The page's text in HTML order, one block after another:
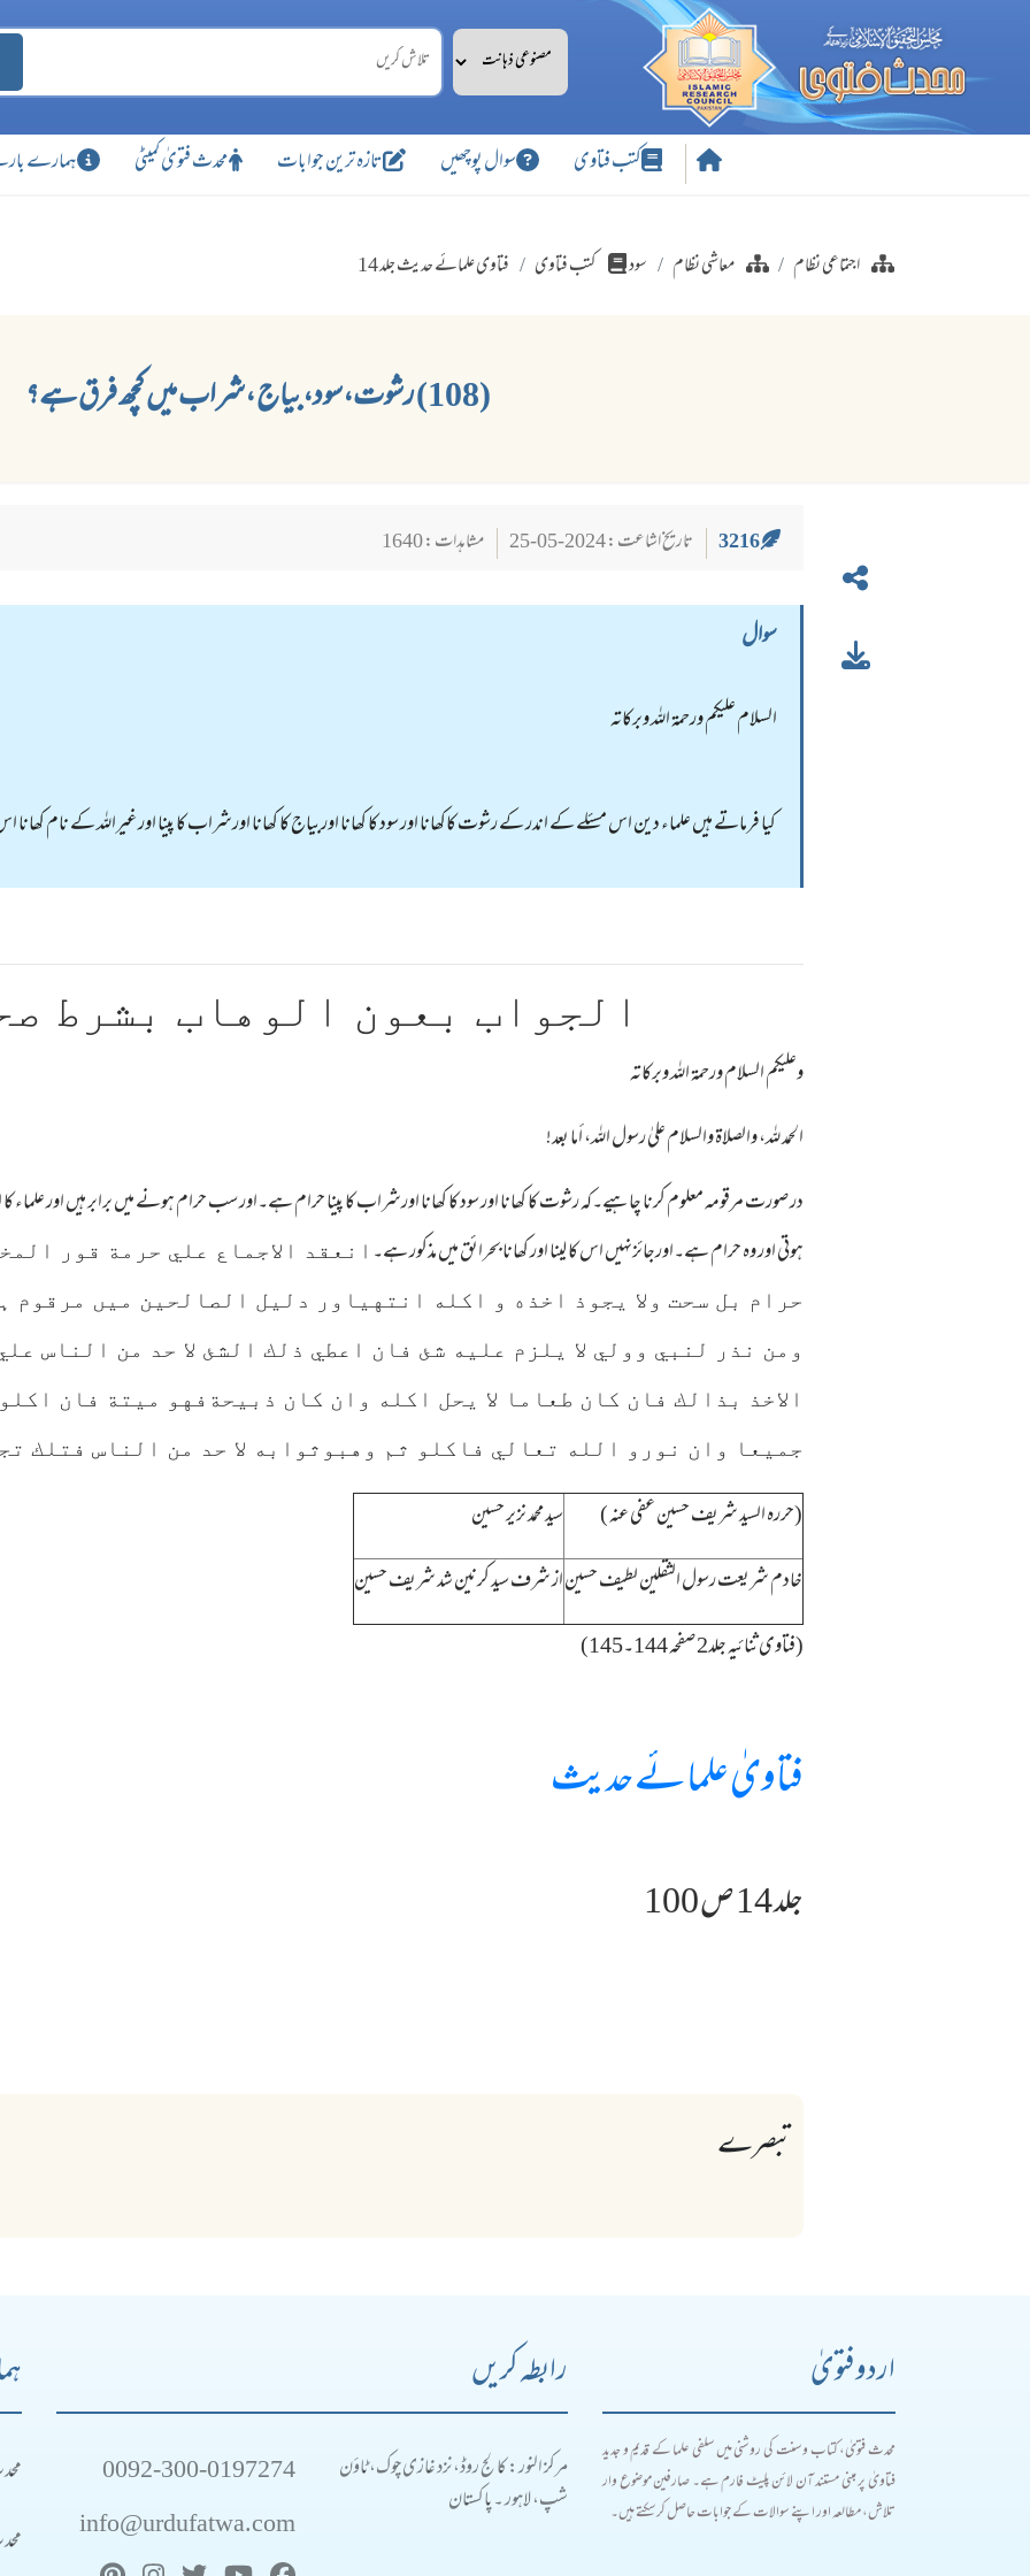
کتب فتاوی سوال پوچھیں تازہ ترین جوابات محدث فتویٰ کمیٹی ہمارے
اجتماعی نظام معاشی نظام سود کتب فتاوی فتاوی علمائے حدیث جلد 14
(108) رشوت،سود،بیاج ،شراب میں کچھ فرق ہے؟
3216 تاریخ اشاعت : 2024-05-25 مشاہدات : 1640
سوال
السلام عليكم ورحمة الله وبركاته
کیا فرماتے ہیں علماء دین اس مسئلے کے اندر کے رشوت کاکھانا اور سود کا کھانا اوربیاج کا کھانا اورشراب کا پینا اور غیراللہ کے نام کھانا
الجواب بعون الوهاب بشرط
وعلیکم السلام ورحمة اللہ وبرکاته
الحمد لله، والصلاة والسلام علىٰ رسول الله، أما بعد!
در صورت مرقومہ معلوم کرنا چاہیے۔کہ رشوت کا کھانا اور سود کا کھانا اورشراب کا پینا حرام ہے۔اور سب حرام ہونے میں برابر ہیں اور علماء
ہوتی اور وہ حرام ہے۔اورجائزنہیں اس کا لینا اور کھانا بحرائق میں مذکور ہے۔ انعقد الاجماع علي حرمة قور
حرام بل سحت ولا يجوذ اخذه و اكله انتهياور دلیل الصالحین میں مرقوم
ومن نذر لنبي وولي لا يلزم عليه شئ فان اعطي ذلك الشئ لا حد من الناس
الاخذ بذالك فان كان طعاما لا يحل اكله وان كان ذبيحةفهو ميتة فان
جميعا وان نورو الله تعالي فاكلو ثم وهبوثوابه لا حد من الناس فتلك
(حررہ السید شریف حسین عفی عنہ )
سید محمد نزیر حسین
خادم شریعت رسول الثقلین لطیف حسیناز شرف سید کرنین شد شریف حسین
(فتاوی ثنائیہ جلد2 صفحہ 144۔145)
فتاویٰ علمائے حدیث
جلد 14 ص 100
تبصرے
اردو فتویٰ
محدث فتویٰ، کتاب و سنت کی روشنی میں سلفی علما کے قدیم و جدید
فتاویٰ پر مبنی مستند آن لائن پلیٹ فارم ہے۔ صارفین موضوع وار
تلاش، مطالعہ اور اپنے سوالات کے جوابات حاصل کر سکتے ہیں۔
رابطہ کریں
مرکز النور: کالج روڈ، نزد غازی چوک، ٹاؤن
شپ، لاہور ۔ پاکستان
0092-300-0197274
info@urdufatwa.com